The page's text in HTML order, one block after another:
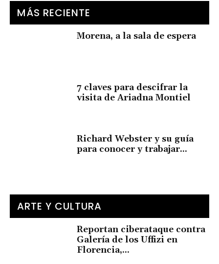
MÁS RECIENTE
Morena, a la sala de espera
7 claves para descifrar la
visita de Ariadna Montiel
Richard Webster y su guía
para conocer y trabajar...
ARTE Y CULTURA
Reportan ciberataque contra
Galería de los Uffizi en
Florencia,...